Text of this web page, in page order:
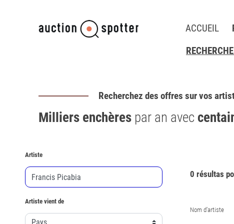
ACCUEIL
Recherchez des offres sur vos
Milliers enchères par an avec
Artiste
Artiste vient de
0 résultas
Nom d’artiste